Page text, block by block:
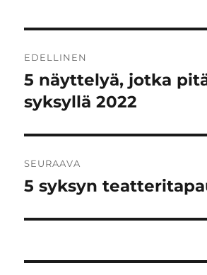
selaus
EDELLINEN
Edellinen
artikkeli:
5 näyttelyä, jotka
syksyllä 2022
SEURAAVA
Seuraava
5 syksyn